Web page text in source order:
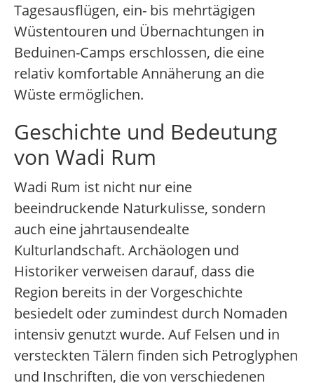
Tagesausflügen, ein- bis mehrtägigen
Wüstentouren und Übernachtungen in
Beduinen-Camps erschlossen, die eine
relativ komfortable Annäherung an die
Wüste ermöglichen.
Geschichte und Bedeutung
von Wadi Rum
Wadi Rum ist nicht nur eine
beeindruckende Naturkulisse, sondern
auch eine jahrtausendealte
Kulturlandschaft. Archäologen und
Historiker verweisen darauf, dass die
Region bereits in der Vorgeschichte
besiedelt oder zumindest durch Nomaden
intensiv genutzt wurde. Auf Felsen und in
versteckten Tälern finden sich Petroglyphen
und Inschriften, die von verschiedenen